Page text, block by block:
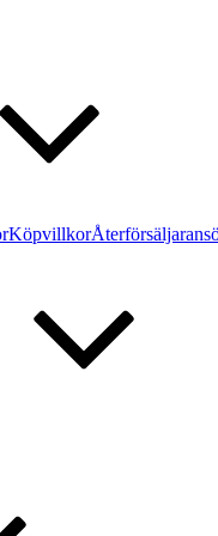
Köpvillkor